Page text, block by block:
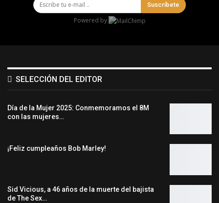
Suscríbete
Powered by
SELECCIÓN DEL EDITOR
Día de la Mujer 2025: Conmemoramos el 8M
con las mujeres…
¡Feliz cumpleaños Bob Marley!
Sid Vicious, a 46 años de la muerte del bajista
de The Sex…